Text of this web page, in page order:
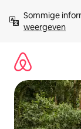
direct
naar
Sommige
weergeven